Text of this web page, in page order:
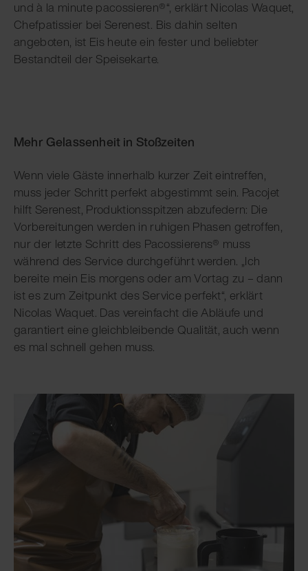
und à la minute pacossieren®“, erklärt Nicolas Waquet,
Chefpatissier bei Serenest. Bis dahin selten
angeboten, ist Eis heute ein fester und beliebter
Bestandteil der Speisekarte.
Mehr Gelassenheit in Stoßzeiten
Wenn viele Gäste innerhalb kurzer Zeit eintreffen,
muss jeder Schritt perfekt abgestimmt sein. Pacojet
hilft Serenest, Produktionsspitzen abzufedern: Die
Vorbereitungen werden in ruhigen Phasen getroffen,
nur der letzte Schritt des Pacossierens® muss
während des Service durchgeführt werden. „Ich
bereite mein Eis morgens oder am Vortag zu – dann
ist es zum Zeitpunkt des Service perfekt“, erklärt
Nicolas Waquet. Das vereinfacht die Abläufe und
garantiert eine gleichbleibende Qualität, auch wenn
es mal schnell gehen muss.